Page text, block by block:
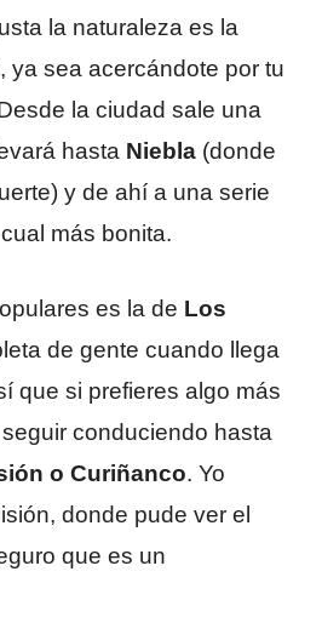
la naturaleza es la
ya sea acercándote por tu
la ciudad sale una
hasta Niebla (donde
y de ahí a una serie
más bonita.
es la de Los
de gente cuando llega
que si prefieres algo más
conduciendo hasta
o Curiñanco. Yo
donde pude ver el
que es un